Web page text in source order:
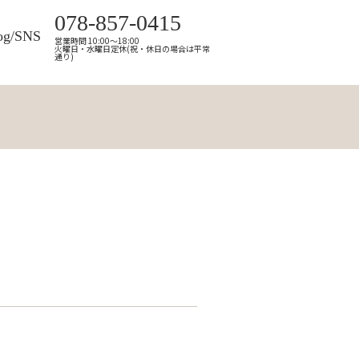
SNS
078-857-0415
営業時間 10:00～18:00
火曜日・水曜日定休(祝・休日の場合は平常
通り)